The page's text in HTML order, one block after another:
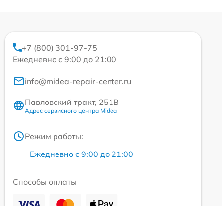
+7 (800) 301-97-75
Ежедневно с 9:00 до 21:00
info@midea-repair-center.ru
Павловский тракт, 251В
Адрес сервисного центра Midea
Режим работы:
Ежедневно с 9:00 до 21:00
Способы оплаты